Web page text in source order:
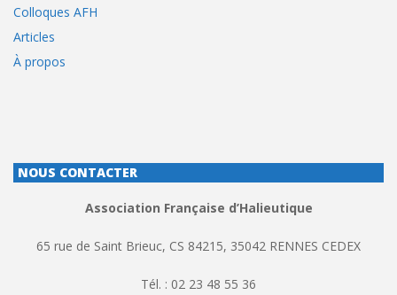
Colloques AFH
Articles
À propos
NOUS CONTACTER
Association Française d’Halieutique
65 rue de Saint Brieuc, CS 84215, 35042 RENNES CEDEX
Tél. : 02 23 48 55 36